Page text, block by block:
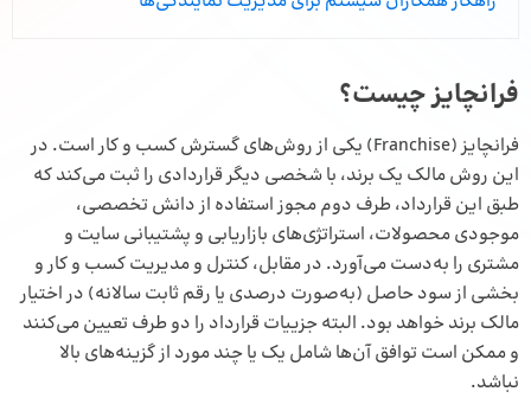
فرانچایز چیست؟
فرانچایز (Franchise) یکی از روش‌های گسترش کسب و کار است. در
این روش مالک یک برند، با شخصی دیگر قراردادی را ثبت می‌کند که
طبق این قرارداد، طرف دوم مجوز استفاده از دانش تخصصی،
موجودی محصولات، استراتژی‌های بازاریابی و پشتیبانی سایت و
مشتری را به‌دست می‌آورد. در مقابل، کنترل و مدیریت کسب و کار و
بخشی از سود حاصل (به‌صورت درصدی یا رقم ثابت سالانه) در اختیار
مالک برند خواهد بود. البته جزییات قرارداد را دو طرف تعیین می‌کنند
و ممکن است توافق آن‌ها شامل یک یا چند مورد از گزینه‌های بالا
نباشد.